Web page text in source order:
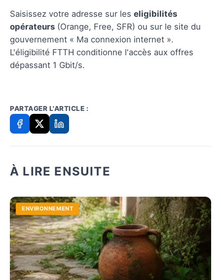
Saisissez votre adresse sur les eligibilités
opérateurs (Orange, Free, SFR) ou sur le site du
gouvernement « Ma connexion internet ».
L'éligibilité FTTH conditionne l'accès aux offres
dépassant 1 Gbit/s.
PARTAGER L'ARTICLE :
À LIRE ENSUITE
ENVIRONNEMENT